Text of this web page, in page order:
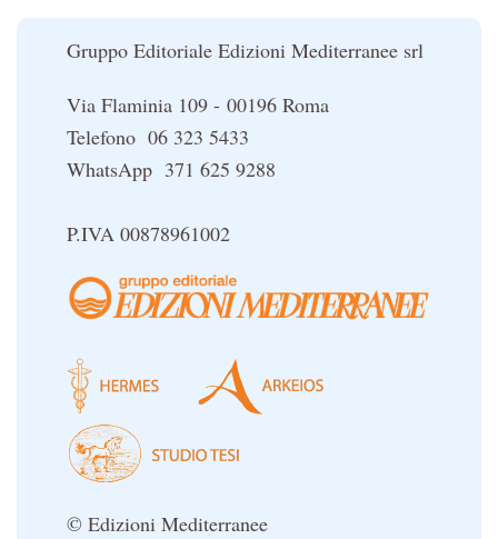
Gruppo Editoriale Edizioni Mediterranee srl
Via Flaminia 109 - 00196 Roma
Telefono 06 323 5433
WhatsApp 371 625 9288
P.IVA 00878961002
© Edizioni Mediterranee